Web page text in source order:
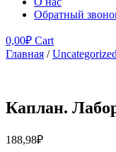
Обратный
0,00₽ Cart
Главная /Uncategorized
Каплан.
188,98₽